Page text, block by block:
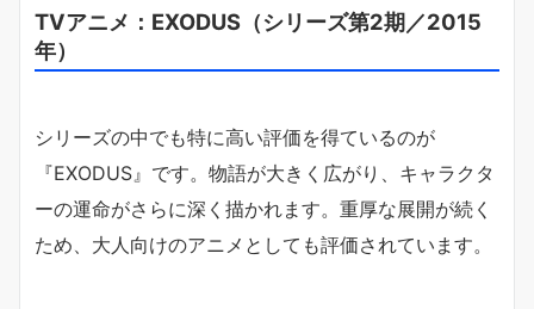
TVアニメ：EXODUS（シリーズ第2期／2015
年）
シリーズの中でも特に高い評価を得ているのが
『EXODUS』です。物語が大きく広がり、キャラクタ
ーの運命がさらに深く描かれます。重厚な展開が続く
ため、大人向けのアニメとしても評価されています。